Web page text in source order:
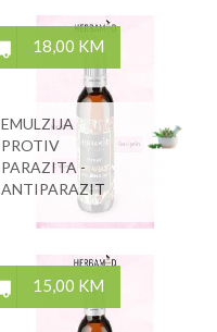
18,00 KM
EMULZIJA
PROTIV
PARAZITA -
ANTIPARAZIT
15,00 KM